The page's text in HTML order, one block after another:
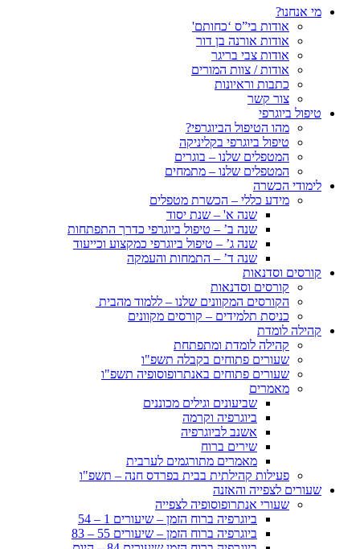
מי אנחנו?
אודות בי”ס ‘כחותם'
אודות אורנה בן דור
אודות צבי בריגר
אודות / צוות המורים
כתבות וראיונות
צור קשר
טיפול ביוגרפי
מהו הטיפול הביוגרפי?
טיפול ביוגרפי בקליניקה
המטפלים שלנו – בוגרים
המטפלים שלנו – מתמחים
לימודי הכשרה
מידע כללי – הכשרת מטפלים
שנה א' – שנת יסוד
שנה ב’ – טיפול ביוגרפי כדרך התפתחות
שנה ג’ – טיפול ביוגרפי כמקצוע וכייעוד
שנה ד’ – התמחות והעמקה
קורסים וסדנאות
קורסים וסדנאות
הקורסים המקוונים שלנו – ללמוד מהבית
כניסת תלמידים – קורסים מקוונים
קהילה לומדת
קהילה לומדת ומתפתחת
שעורים פתוחים בקבלה תשפ"ו
שעורים פתוחים באנתרופוסופיה תשפ"ו
מאמרים
שביעונים וגילים מכוננים
ביוגרפיה וקרמה
אשנב לביוגרפיה
שירים ברוח
מאמרים מתורגמים לערבית
פעילות קהילתית בבית בפרדס חנה – תשפ"ו
שעורים לצפייה והאזנה
שעורי אנתרופוסופיה לצפייה
ביוגרפיה ברוח הזמן – שיעורים 1 – 54
ביוגרפיה ברוח הזמן – שיעורים 55 – 83